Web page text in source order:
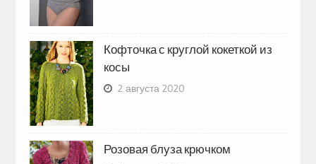
Кофточка с круглой кокеткой из
косы
2 августа 2020
Розовая блуза крючком